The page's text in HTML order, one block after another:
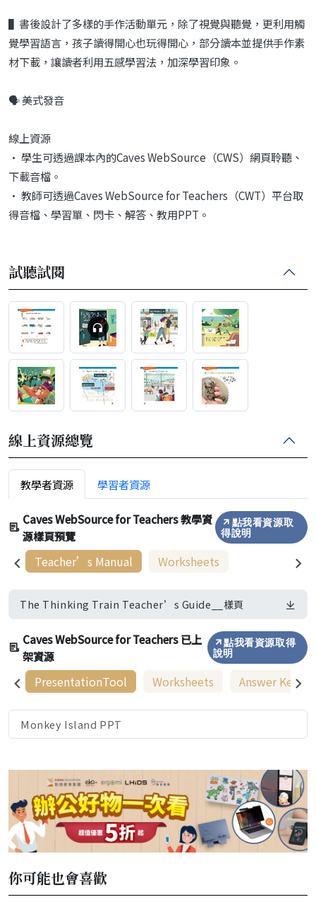
▌書後設計了多樣的手作活動單元，除了視覺與聽覺，更利用觸
覺學習語言，孩子讀得開心也玩得開心，部分讀本並提供手作素
材下載，讓讀者利用五感學習法，加深學習印象。
🗣️ 美式發音
線上資源
• 學生可透過課本內的Caves WebSource（CWS）網頁聆聽、
下載音檔。
• 教師可透過Caves WebSource for Teachers（CWT）平台取
得音檔、學習單、閃卡、解答、教用PPT。
試聽試閱
線上資源總覽
教學者資源 學習者資源
Caves WebSource for Teachers 教學資
源樣頁預覽
點我看資源取
得說明
Teacher’s Manual Worksheets
The Thinking Train Teacher’s Guide__樣頁
Caves WebSource for Teachers 已上
架資源
點我看資源取得
說明
PresentationTool Worksheets Answer Keys
Monkey Island PPT
你可能也會喜歡